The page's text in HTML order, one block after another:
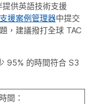
供英語技術支援
援案例管理器中提交
，建議撥打全球 TAC
95% 的時間符合 S3
間：